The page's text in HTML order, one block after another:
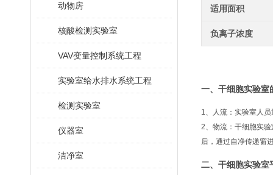
动物房
核酸检测实验室
VAV变量控制系统工程
实验室给水排水系统工程
检测实验室
仪器室
洁净室
适用面积
负离子浓度
一、干细胞实验室
1、人流：实验室人
2、物流：干细胞实
后，通过自净传递窗
二、干细胞实验室